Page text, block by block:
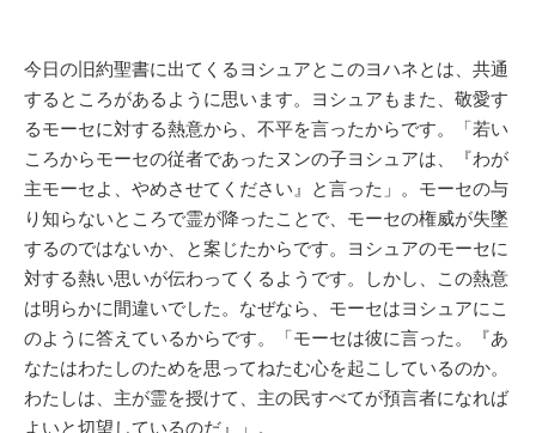
今日の旧約聖書に出てくるヨシュアとこのヨハネとは、共通
するところがあるように思います。ヨシュアもまた、敬愛す
るモーセに対する熱意から、不平を言ったからです。「若い
ころからモーセの従者であったヌンの子ヨシュアは、『わが
主モーセよ、やめさせてください』と言った」。モーセの与
り知らないところで霊が降ったことで、モーセの権威が失墜
するのではないか、と案じたからです。ヨシュアのモーセに
対する熱い思いが伝わってくるようです。しかし、この熱意
は明らかに間違いでした。なぜなら、モーセはヨシュアにこ
のように答えているからです。「モーセは彼に言った。『あ
なたはわたしのためを思ってねたむ心を起こしているのか。
わたしは、主が霊を授けて、主の民すべてが預言者になれば
よいと切望しているのだ』」。